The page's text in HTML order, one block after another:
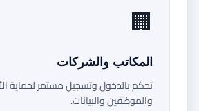
🏢
المكاتب والشركات
تحكم بالدخول وتسجيل مستمر لحماية
والموظفين والبيانات.